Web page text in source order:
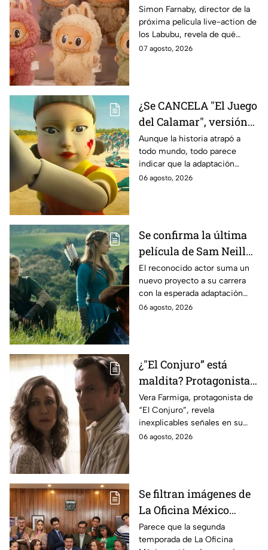
Labubu: de qué tratará
y cuándo se estrena
Simon Farnaby, director de la
próxima película live-action de
los Labubu, revela de qué
tratará la cinta. Aquí te
07 agosto, 2026
¿Se CANCELA "El Juego
del Calamar", versión
Estados Unidos? Esto
es lo que se sabe al
momento
Aunque la historia atrapó a
todo mundo, todo parece
indicar que la adaptación
podría ser cancelada:
06 agosto, 2026
Se confirma la última
película de Sam Neill
antes de morir: esto es
lo que se sabe hasta
ahora
El reconocido actor suma un
nuevo proyecto a su carrera
con la esperada adaptación
cinematográfica del popular
06 agosto, 2026
¿"El Conjuro” está
maldita? Protagonista
revela INQUIETANTES
señales en su cuerpo
durante la grabación de
la película
Vera Farmiga, protagonista de
“El Conjuro”, revela
inexplicables señales en su
cuerpo durante el rodaje de la
06 agosto, 2026
Se filtran imágenes de
La Oficina México
temporada 2 y un
detalle desata teorías
Parece que la segunda
temporada de La Oficina